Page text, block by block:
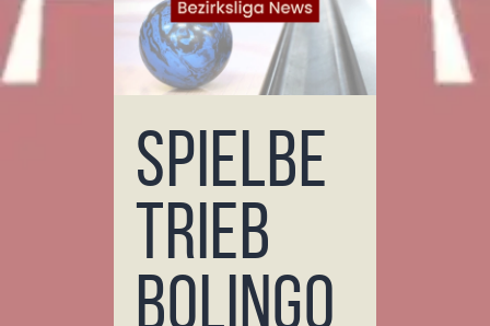
Spielbe
trieb
Bolingo